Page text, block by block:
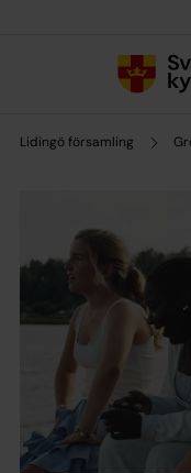
Lidingö församling